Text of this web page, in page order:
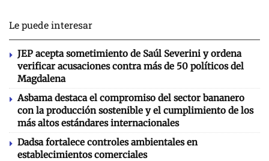
Le puede interesar
JEP acepta sometimiento de Saúl Severini y ordena
verificar acusaciones contra más de 50 políticos del
Magdalena
Asbama destaca el compromiso del sector bananero
con la producción sostenible y el cumplimiento de los
más altos estándares internacionales
Dadsa fortalece controles ambientales en
establecimientos comerciales